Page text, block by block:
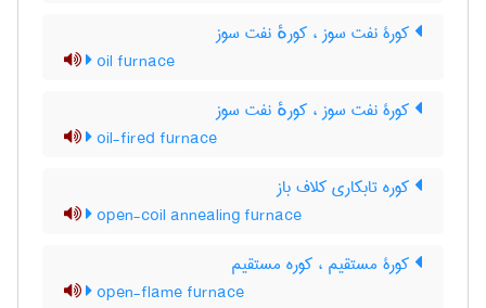
کورۀ نفت سوز ، کورهٔ نفت سوز
oil furnace
کورۀ نفت سوز ، کورهٔ نفت سوز
oil-fired furnace
کوره تابکاری کلاف باز
open-coil annealing furnace
کورۀ مستقیم ، کوره مستقیم
open-flame furnace